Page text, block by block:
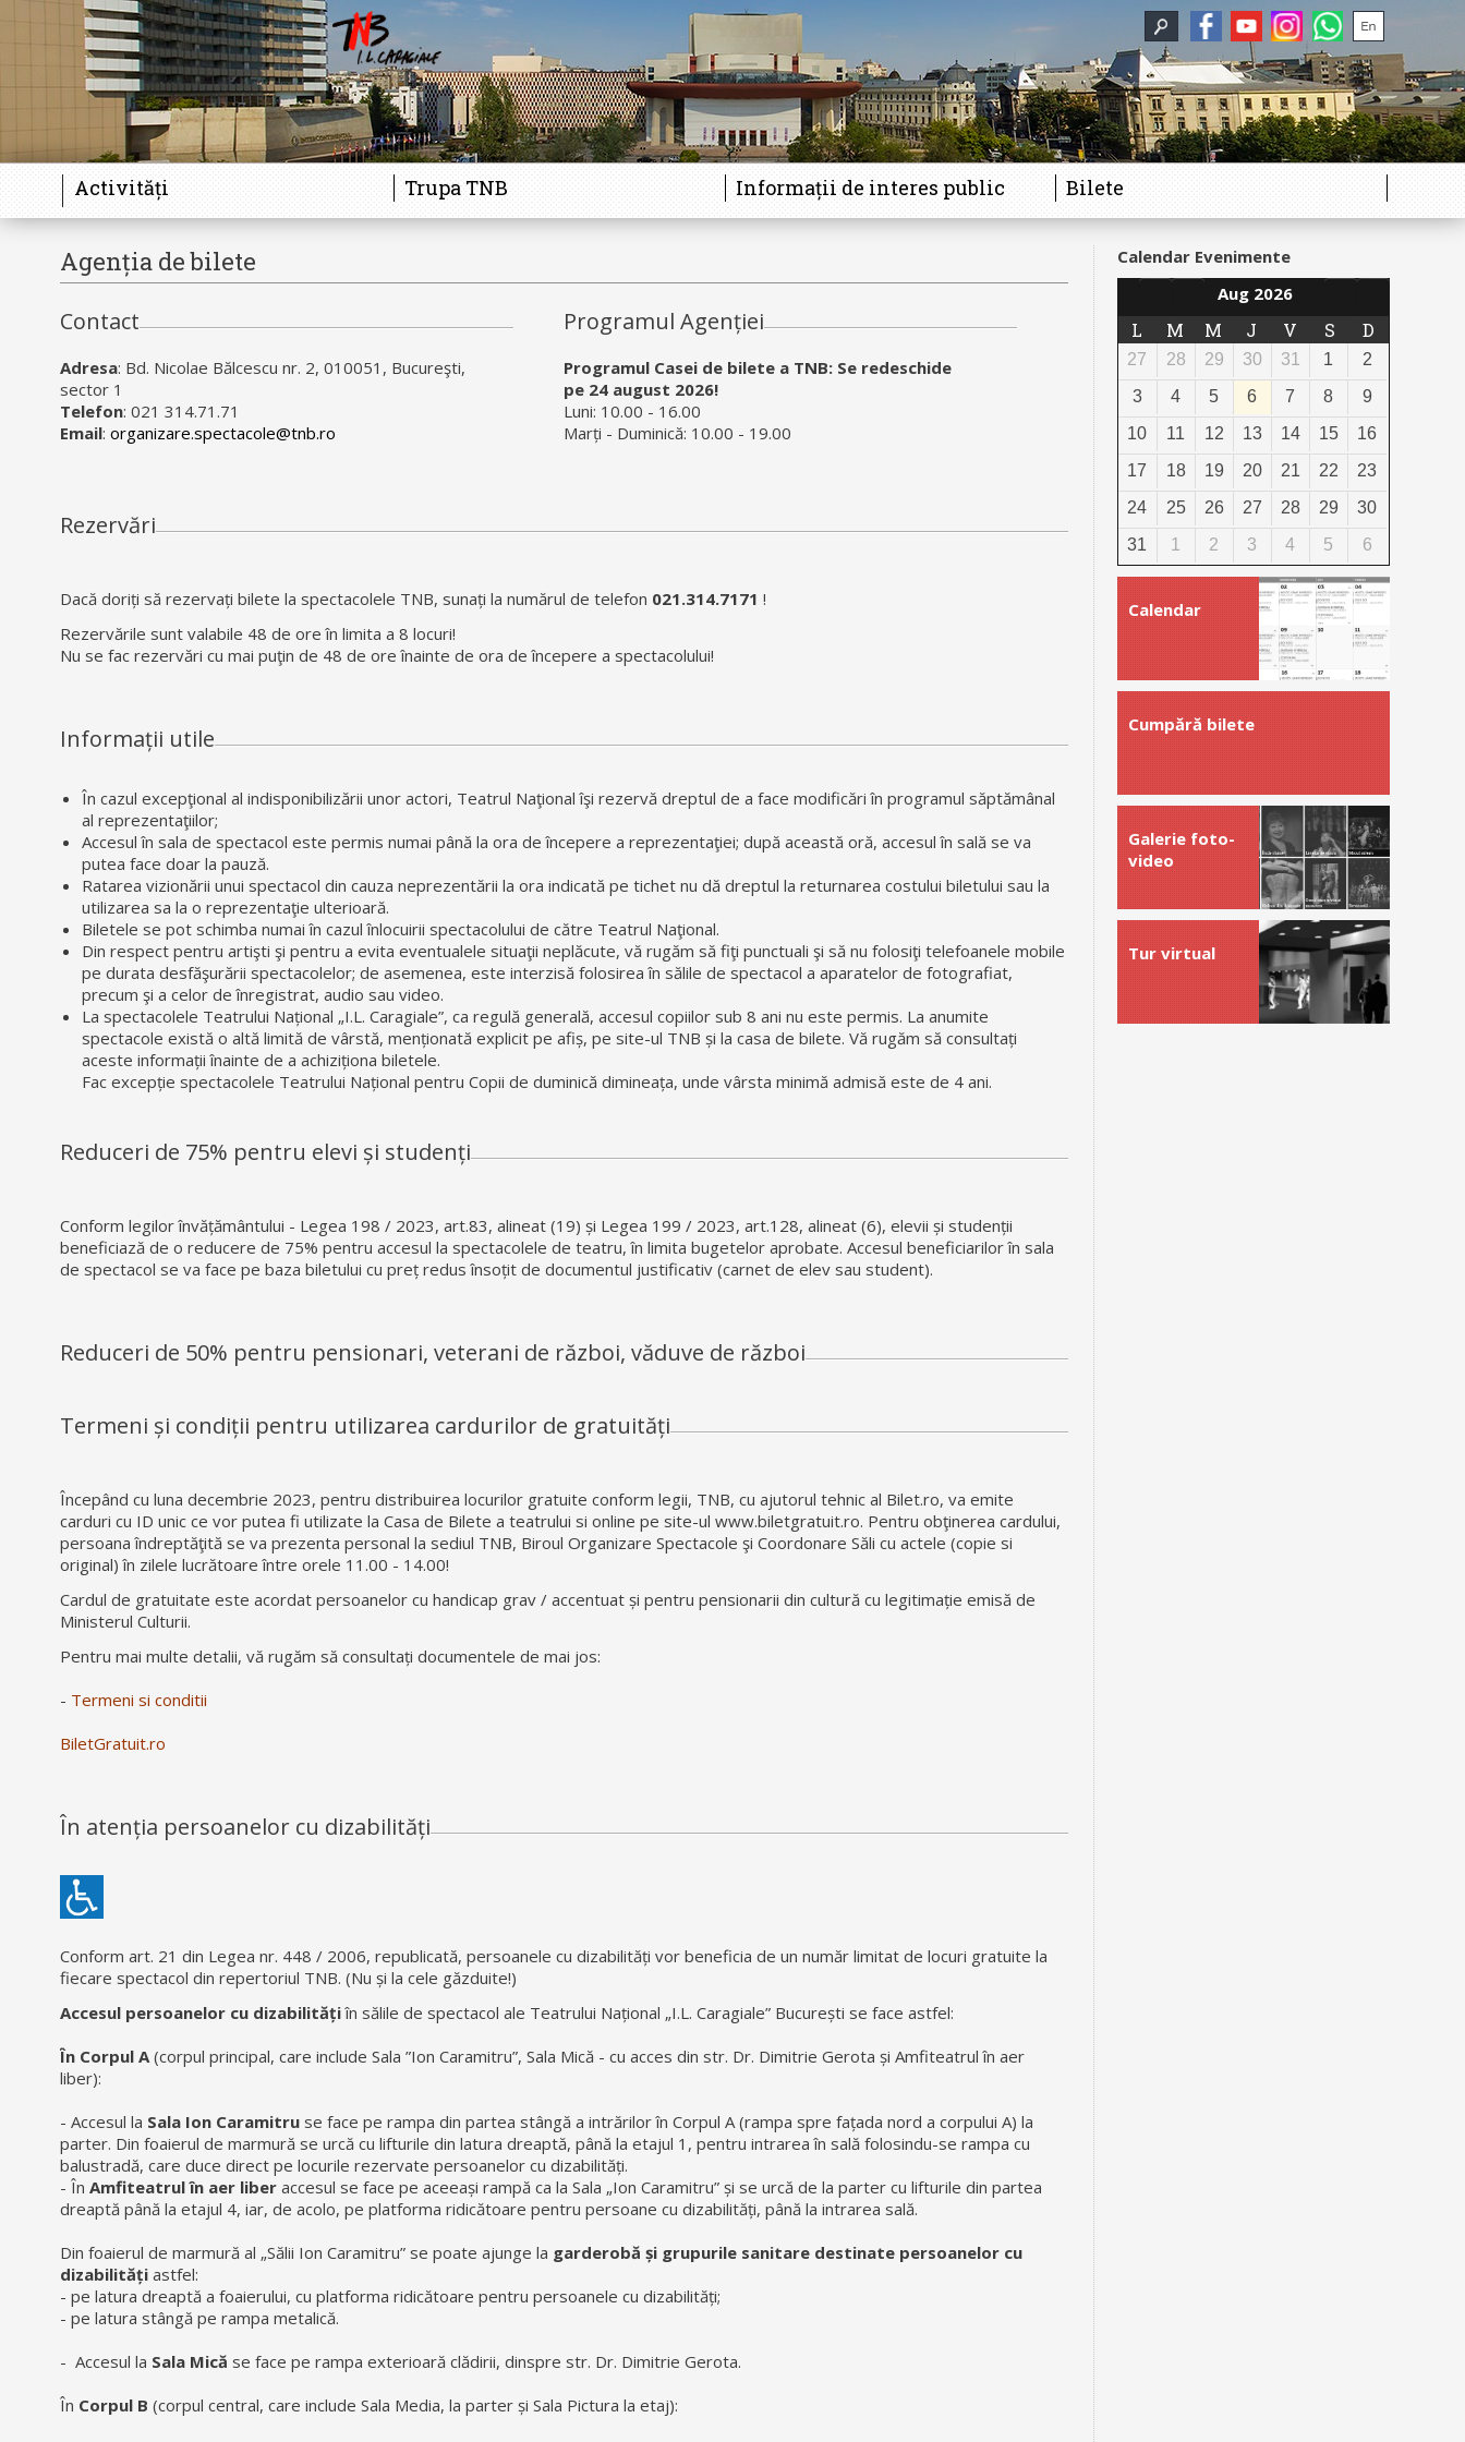
Activități Trupa TNB Informații de interes public Bilete
Agenția de bilete
Contact
Adresa: Bd. Nicolae Bălcescu nr. 2, 010051, Bucureşti,
sector 1
Telefon: 021 314.71.71
Email: organizare.spectacole@tnb.ro
Programul Agenției
Programul Casei de bilete a TNB: Se redeschide
pe 24 august 2026!
Luni: 10.00 - 16.00
Marți - Duminică: 10.00 - 19.00
Rezervări
Dacă doriți să rezervați bilete la spectacolele TNB, sunați la numărul de telefon 021.314.7171 !
Rezervările sunt valabile 48 de ore în limita a 8 locuri!
Nu se fac rezervări cu mai puţin de 48 de ore înainte de ora de începere a spectacolului!
Informații utile
În cazul excepţional al indisponibilizării unor actori, Teatrul Naţional îşi rezervă dreptul de a face modificări în programul săptămânal
al reprezentaţiilor;
Accesul în sala de spectacol este permis numai până la ora de începere a reprezentaţiei; după această oră, accesul în sală se va
putea face doar la pauză.
Ratarea vizionării unui spectacol din cauza neprezentării la ora indicată pe tichet nu dă dreptul la returnarea costului biletului sau la
utilizarea sa la o reprezentaţie ulterioară.
Biletele se pot schimba numai în cazul înlocuirii spectacolului de către Teatrul Naţional.
Din respect pentru artişti şi pentru a evita eventualele situaţii neplăcute, vă rugăm să fiţi punctuali şi să nu folosiţi telefoanele mobile
pe durata desfăşurării spectacolelor; de asemenea, este interzisă folosirea în sălile de spectacol a aparatelor de fotografiat,
precum şi a celor de înregistrat, audio sau video.
La spectacolele Teatrului Național „I.L. Caragiale”, ca regulă generală, accesul copiilor sub 8 ani nu este permis. La anumite
spectacole există o altă limită de vârstă, menționată explicit pe afiș, pe site-ul TNB și la casa de bilete. Vă rugăm să consultați
aceste informații înainte de a achiziționa biletele.
Fac excepție spectacolele Teatrului Național pentru Copii de duminică dimineața, unde vârsta minimă admisă este de 4 ani.
Reduceri de 75% pentru elevi și studenți
Conform legilor învățământului - Legea 198 / 2023, art.83, alineat (19) și Legea 199 / 2023, art.128, alineat (6), elevii și studenții
beneficiază de o reducere de 75% pentru accesul la spectacolele de teatru, în limita bugetelor aprobate. Accesul beneficiarilor în sala
de spectacol se va face pe baza biletului cu preț redus însoțit de documentul justificativ (carnet de elev sau student).
Reduceri de 50% pentru pensionari, veterani de război, văduve de război
Termeni și condiții pentru utilizarea cardurilor de gratuități
Începând cu luna decembrie 2023, pentru distribuirea locurilor gratuite conform legii, TNB, cu ajutorul tehnic al Bilet.ro, va emite
carduri cu ID unic ce vor putea fi utilizate la Casa de Bilete a teatrului si online pe site-ul www.biletgratuit.ro. Pentru obţinerea cardului,
persoana îndreptăţită se va prezenta personal la sediul TNB, Biroul Organizare Spectacole şi Coordonare Săli cu actele (copie si
original) în zilele lucrătoare între orele 11.00 - 14.00!
Cardul de gratuitate este acordat persoanelor cu handicap grav / accentuat și pentru pensionarii din cultură cu legitimație emisă de
Ministerul Culturii.
Pentru mai multe detalii, vă rugăm să consultați documentele de mai jos:
- Termeni si conditii
BiletGratuit.ro
În atenția persoanelor cu dizabilități
Conform art. 21 din Legea nr. 448 / 2006, republicată, persoanele cu dizabilități vor beneficia de un număr limitat de locuri gratuite la
fiecare spectacol din repertoriul TNB. (Nu și la cele găzduite!)
Accesul persoanelor cu dizabilitățiîn sălile de spectacol ale Teatrului Național „I.L. Caragiale” București se face astfel:
În Corpul A(corpul principal, care include Sala ”Ion Caramitru”, Sala Mică - cu acces din str. Dr. Dimitrie Gerota și Amfiteatrul în aer
liber):
- Accesul la Sala Ion Caramitruse face pe rampa din partea stângă a intrărilor în Corpul A (rampa spre fațada nord a corpului A) la
parter. Din foaierul de marmură se urcă cu lifturile din latura dreaptă, până la etajul 1, pentru intrarea în sală folosindu-se rampa cu
balustradă, care duce direct pe locurile rezervate persoanelor cu dizabilități.
- În Amfiteatrul în aer liberaccesul se face pe aceeași rampă ca la Sala „Ion Caramitru” și se urcă de la parter cu lifturile din partea
dreaptă până la etajul 4, iar, de acolo, pe platforma ridicătoare pentru persoane cu dizabilități, până la intrarea sală.
Din foaierul de marmură al „Sălii Ion Caramitru” se poate ajunge la garderobă și grupurile sanitare destinate persoanelor cu
dizabilitățiastfel:
- pe latura dreaptă a foaierului, cu platforma ridicătoare pentru persoanele cu dizabilități;
- pe latura stângă pe rampa metalică.
- Accesul la Sala Mică se face pe rampa exterioară clădirii, dinspre str. Dr. Dimitrie Gerota.
În Corpul B (corpul central, care include Sala Media, la parter și Sala Pictura la etaj):
Calendar Evenimente
Aug 2026
L M M J V S D
27 28 29 30 31 1
2
3
4 5 6 7 8
9
10
11 12 13 14 15
16
17
18 19 20 21 22
23
24
25 26 27 28 29
30
31
1 2 3 4 5 6
Calendar
Cumpără bilete
Galerie foto-
video
Tur virtual